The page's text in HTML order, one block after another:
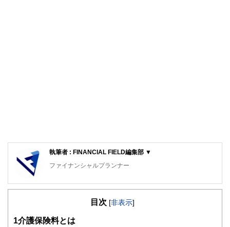
執筆者 : FINANCIAL FIELD編集部 ▼
ファイナンシャルプランナー
FinancialField編集部は、金融、経済に関する記事を、日々
知識がない方でも理解できるようわかりやすく発信していま
目次 [非表示]
1 介護保険料とは